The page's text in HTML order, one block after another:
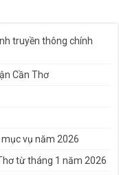
truyền thông chính
Cần Thơ
vụ năm 2026
từ tháng 1 năm 2026